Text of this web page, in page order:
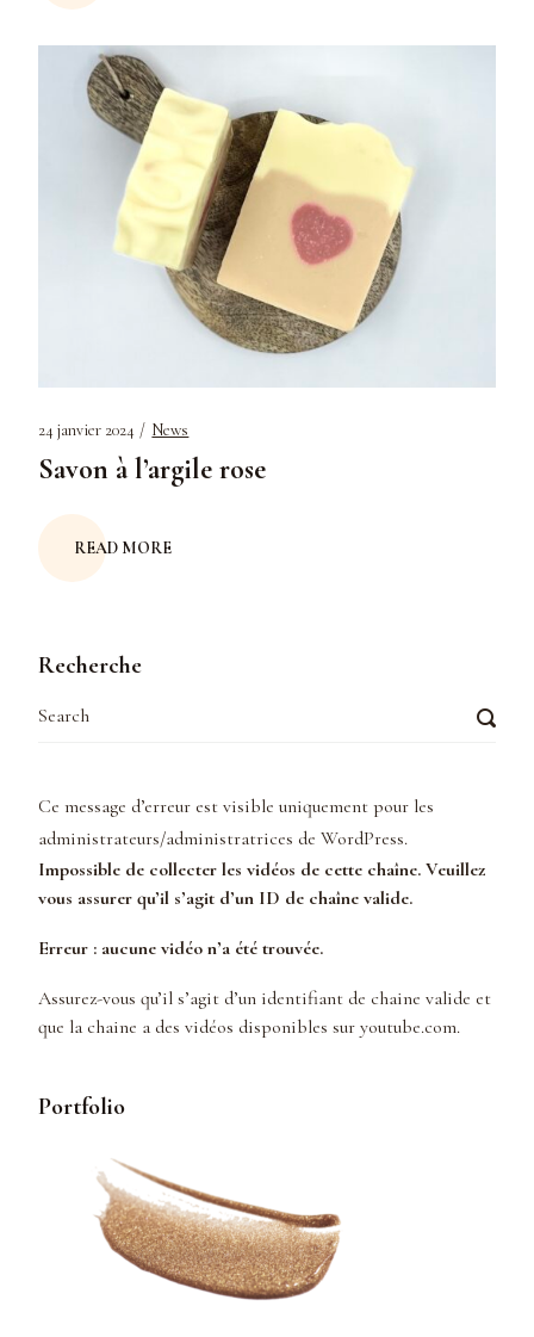
24 janvier 2024 News
Savon à l’argile rose
READ MORE
Recherche
Ce message d’erreur est visible uniquement pour les
administrateurs/administratrices de WordPress.
Impossible de collecter les vidéos de cette chaîne. Veuillez
vous assurer qu’il s’agit d’un ID de chaîne valide.
Erreur : aucune vidéo n’a été trouvée.
Assurez-vous qu’il s’agit d’un identifiant de chaine valide et
que la chaine a des vidéos disponibles sur youtube.com.
Portfolio